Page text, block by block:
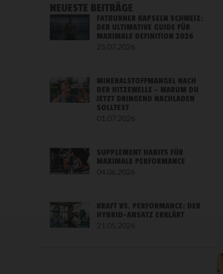
NEUESTE BEITRÄGE
FATBURNER KAPSELN SCHWEIZ:
DER ULTIMATIVE GUIDE FÜR
MAXIMALE DEFINITION 2026
25.07.2026
MINERALSTOFFMANGEL NACH
DER HITZEWELLE – WARUM DU
JETZT DRINGEND NACHLADEN
SOLLTEST
01.07.2026
SUPPLEMENT HABITS FÜR
MAXIMALE PERFORMANCE
04.06.2026
KRAFT VS. PERFORMANCE: DER
HYBRID-ANSATZ ERKLÄRT
21.05.2026